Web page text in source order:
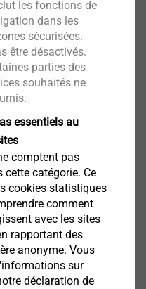
les solutions de
fiable de tous
les fonctions de
dans les
sécurisées.
être désactivés.
parties des
souhaités ne
essentiels au
comptent pas
catégorie. Ce
cookies statistiques
comment
avec les sites
rapportant des
anonyme. Vous
sur
déclaration de